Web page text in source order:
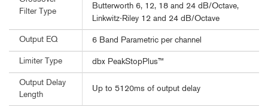
Filter Type
Butterworth 6, 12, 18 and 24 dB/Octave,
Linkwitz-Riley 12 and 24 dB/Octave
Output EQ 6 Band Parametric per channel
Limiter Type dbx PeakStopPlus™
Output Delay
Length
Up to 5120ms of output delay